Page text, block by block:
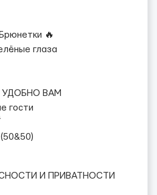
🔥
глаза
УДОБНО ВАМ
гости
И ПРИВАТНОСТИ